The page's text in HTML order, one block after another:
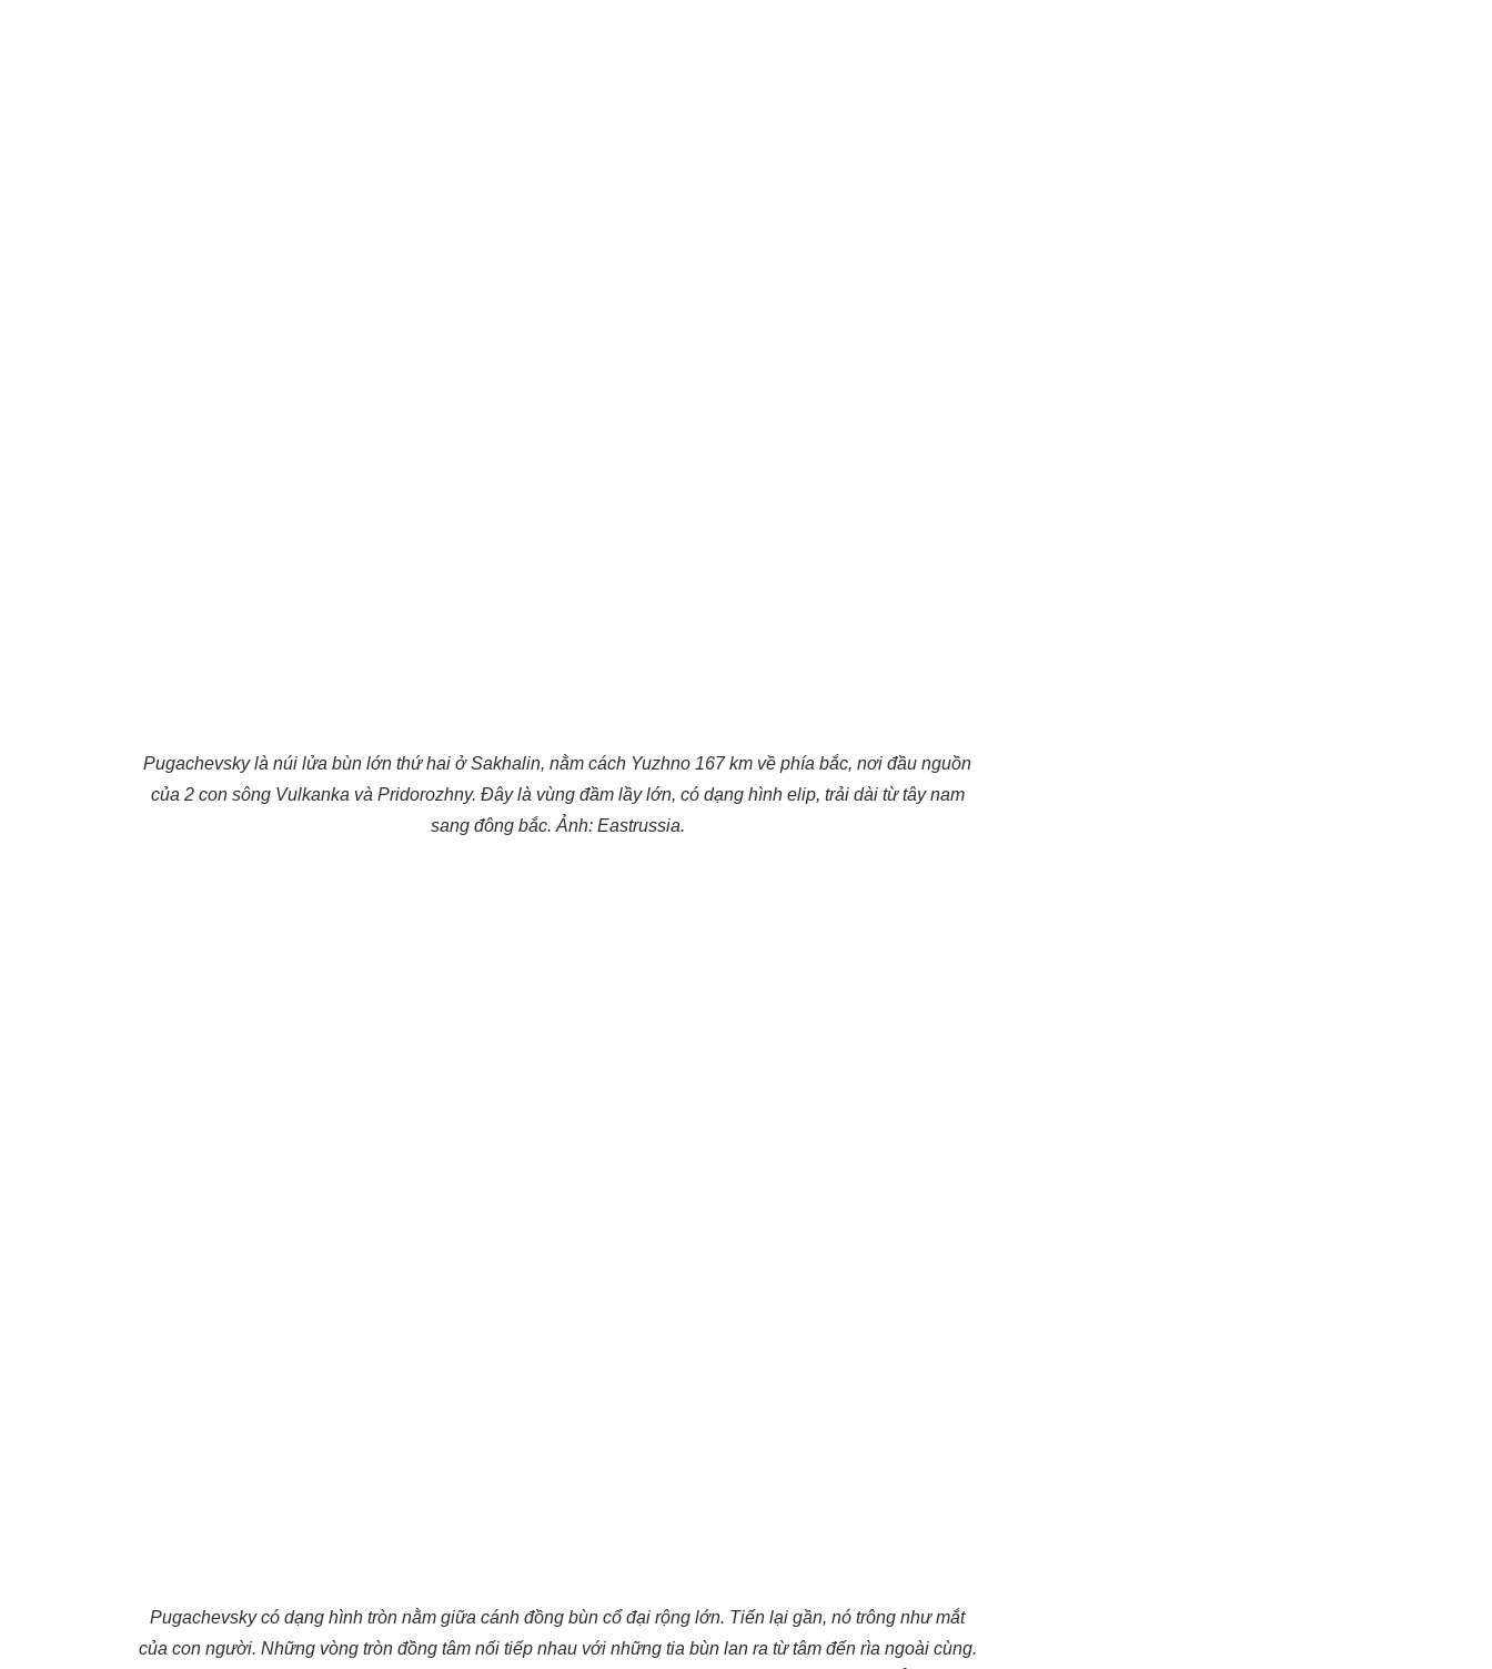
Pugachevsky là núi lửa bùn lớn thứ hai ở Sakhalin, nằm cách Yuzhno 167 km về phía bắc, nơi đầu nguồn
của 2 con sông Vulkanka và Pridorozhny. Đây là vùng đầm lầy lớn, có dạng hình elip, trải dài từ tây nam
sang đông bắc. Ảnh: Eastrussia.
Pugachevsky có dạng hình tròn nằm giữa cánh đồng bùn cổ đại rộng lớn. Tiến lại gần, nó trông như mắt
của con người. Những vòng tròn đồng tâm nối tiếp nhau với những tia bùn lan ra từ tâm đến rìa ngoài cùng.